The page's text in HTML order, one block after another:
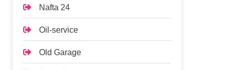
Nafta 24
Oil-service
Old Garage